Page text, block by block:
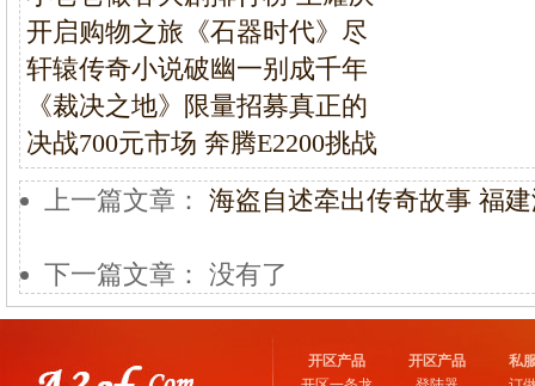
开启购物之旅《石器时代》尽
轩辕传奇小说破幽一别成千年
《裁决之地》限量招募真正的
决战700元市场 奔腾E2200挑战
上一篇文章： 海盗自述牵出传奇故事 福
下一篇文章： 没有了
开区产品
开区产品
私